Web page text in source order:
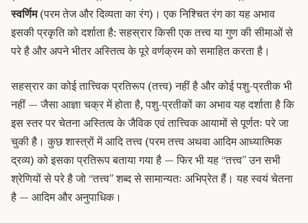
स्वर्णिम(परम तेज और दिव्यता का रंग)। एक निश्चित रंग का यह अभाव
इसकी प्रकृति को दर्शाता है: सहस्रार किसी एक तत्त्व या गुण की सीमाओं से
परे है और अपने भीतर अस्तित्व के पूरे वर्णक्रम को समाहित करता है।
सहस्रार का कोई तात्त्विक प्रतिरूप (तत्त्व) नहीं है और कोई पशु-प्रतीक भी
नहीं — जैसा आज्ञा चक्र में होता है, पशु-प्रतीकों का अभाव यह दर्शाता है कि
इस स्तर पर चेतना अस्तित्व के जैविक एवं तात्त्विक आयामों से पूर्णतः परे जा
चुकी है। कुछ शास्त्रों में आदि तत्त्व (परम तत्त्व अथवा आदिम आध्यात्मिक
द्रव्य) को इसका प्रतिरूप बताया गया है — फिर भी यह “तत्त्व” उन सभी
श्रेणियों से परे है जो “तत्त्व” शब्द से सामान्यतः अभिप्रेत हैं। यह स्वयं चेतना
है — आदिम और अनुपाधिक।